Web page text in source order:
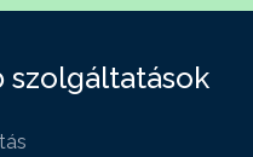
szolgáltatások